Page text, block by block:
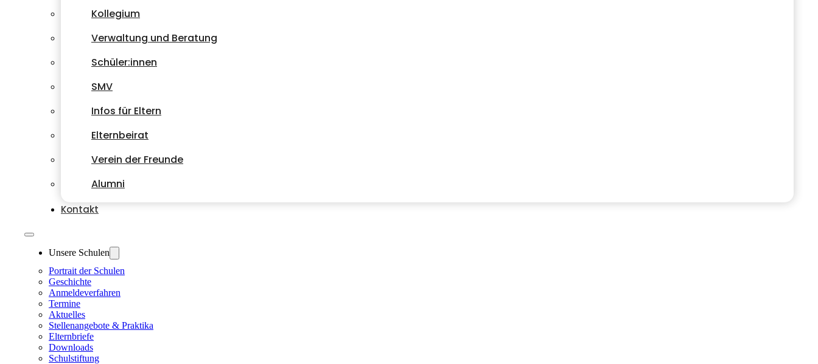
Kollegium
Verwaltung und Beratung
Schüler:innen
SMV
Infos für Eltern
Elternbeirat
Verein der Freunde
Alumni
Kontakt
Unsere Schulen
Portrait der Schulen
Geschichte
Anmeldeverfahren
Termine
Aktuelles
Stellenangebote & Praktika
Elternbriefe
Downloads
Schulstiftung